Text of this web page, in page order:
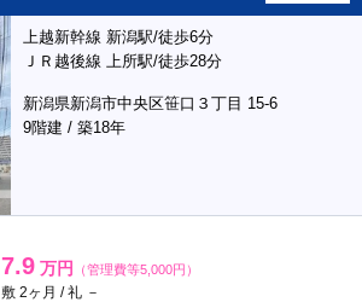
上越新幹線 新潟駅/徒歩6分
ＪＲ越後線 上所駅/徒歩28分
新潟県新潟市中央区笹口３丁目 15-6
9階建 / 築18年
7.9 万円 （管理費等5,000円）
敷 2ヶ月 / 礼 －